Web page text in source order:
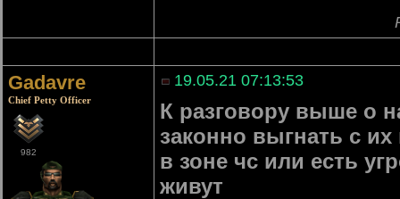
Gadavre
Chief Petty Officer
982
19.05.21 07:13:53
К разговору выше о
законно выгнать с
в зоне чс или есть
живут